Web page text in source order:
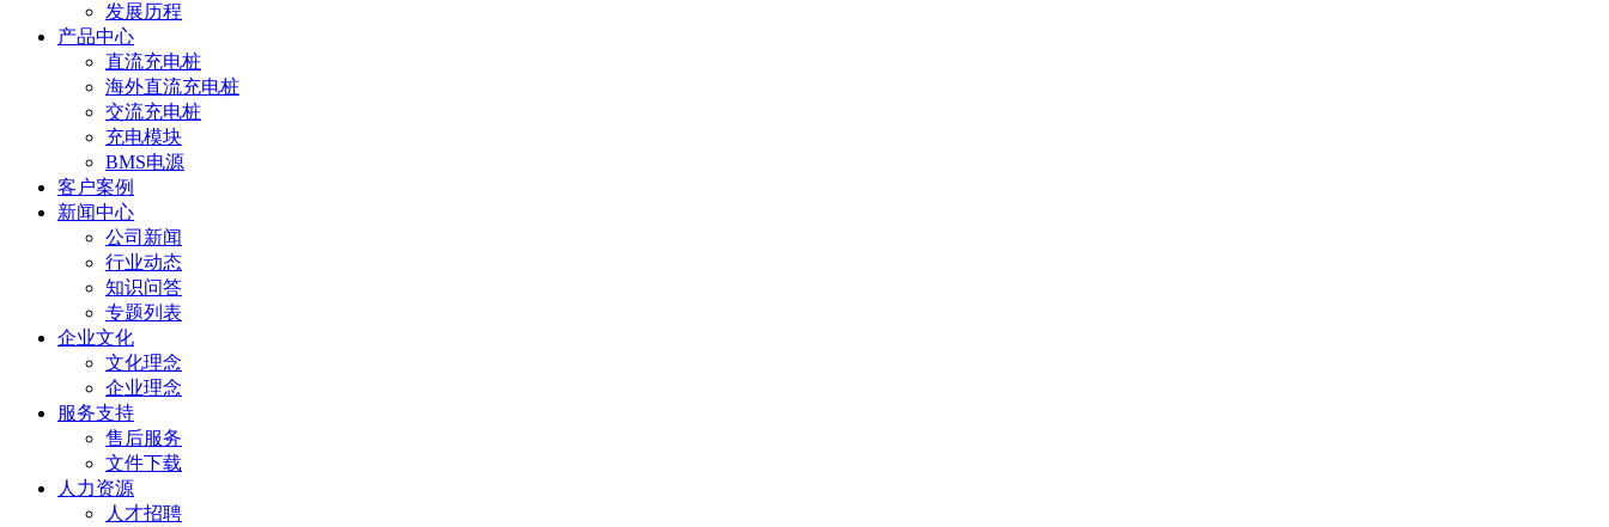
发展历程
产品中心
直流充电桩
海外直流充电桩
交流充电桩
充电模块
BMS电源
客户案例
新闻中心
公司新闻
行业动态
知识问答
专题列表
企业文化
文化理念
企业理念
服务支持
售后服务
文件下载
人力资源
人才招聘